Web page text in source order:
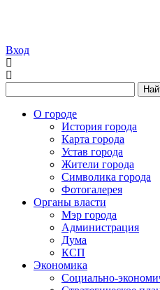
Вход
О городе
История города
Карта города
Устав города
Жители города
Символика города
Фотогалерея
Органы власти
Мэр города
Администрация
Дума
КСП
Экономика
Социально-